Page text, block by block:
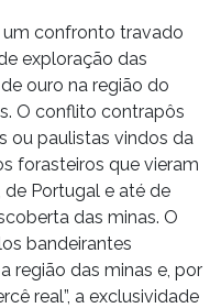
um confronto travado
exploração das
ouro na região do
O conflito contrapôs
ou paulistas vindos da
forasteiros que vieram
de Portugal e até de
das minas. O
bandeirantes
região das minas e, por
real”, a exclusividade